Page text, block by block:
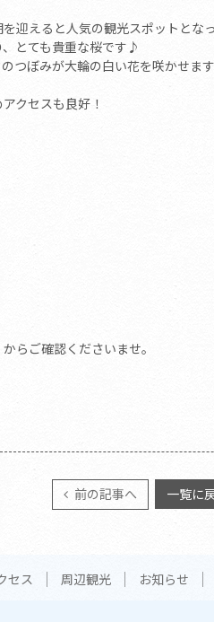
迎えると人気の観光スポットとな
とても貴重な桜です♪
つぼみが大輪の白い花を咲かせま
クセスも良好！
らご確認くださいませ。
前の記事へ 一覧に
セス 周辺観光 お知らせ